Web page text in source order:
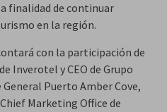
finalidad de continuar
en la región.
con la participación de
Inverotel y CEO de Grupo
Puerto Amber Cove,
Marketing Office de